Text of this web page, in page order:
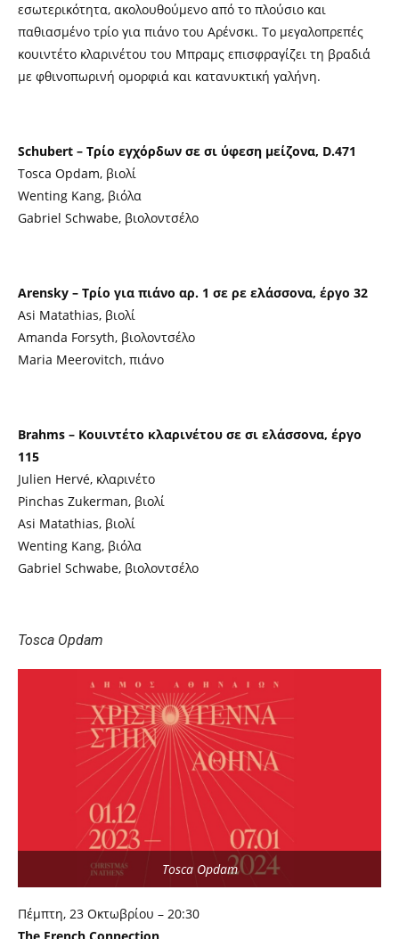
εσωτερικότητα, ακολουθούμενο από το πλούσιο και
παθιασμένο τρίο για πιάνο του Αρένσκι. Το μεγαλοπρεπές
κουιντέτο κλαρινέτου του Μπραμς επισφραγίζει τη βραδιά
με φθινοπωρινή ομορφιά και κατανυκτική γαλήνη.
Schubert – Τρίο εγχόρδων σε σι ύφεση μείζονα, D.471
Tosca Opdam, βιολί
Wenting Kang, βιόλα
Gabriel Schwabe, βιολοντσέλο
Arensky – Τρίο για πιάνο αρ. 1 σε ρε ελάσσονα, έργο 32
Asi Matathias, βιολί
Amanda Forsyth, βιολοντσέλο
Maria Meerovitch, πιάνο
Brahms – Κουιντέτο κλαρινέτου σε σι ελάσσονα, έργο
115
Julien Hervé, κλαρινέτο
Pinchas Zukerman, βιολί
Asi Matathias, βιολί
Wenting Kang, βιόλα
Gabriel Schwabe, βιολοντσέλο
Tosca Opdam
Tosca Opdam
Πέμπτη, 23 Οκτωβρίου – 20:30